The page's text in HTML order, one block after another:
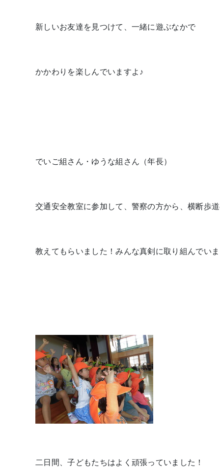
新しいお友達を見つけて、一緒に遊ぶなかで
かかわりを楽しんでいますよ♪
でいご組さん・ゆうな組さん（年長）
交通安全教室に参加して、警察の方から、横断歩
教えてもらいました！みんな真剣に取り組んでい
二日間、子どもたちはよく頑張っていました！